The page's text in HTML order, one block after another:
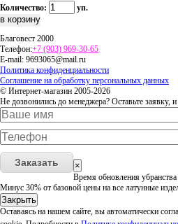
Количество: уп.
Благовест 2000
Телефон:+7 (903) 969-30-65
E-mail: 9693065@mail.ru
Политика конфиденциальности
Соглашение на обработку персональных данных
© Интернет-магазин 2005-2026
Не дозвонились до менеджера? Оставьте
Заказать ×
Время обновления
Минус 30% от базовой цены на все латунные
Закрыть
Оставаясь на нашем сайте, вы автоматически